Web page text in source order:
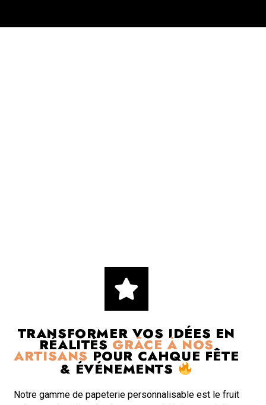
TRANSFORMER VOS IDÉES EN
RÉALITÉS GRÂCE À NOS
ARTISANS POUR CAHQUE FÊTE
& ÉVÉNEMENTS
Notre gamme de papeterie personnalisable est le fruit